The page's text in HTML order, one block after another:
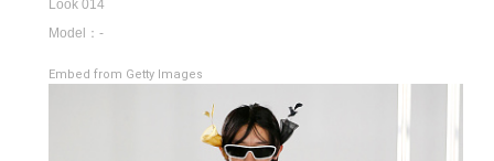
Look 014
Model：-
Embed from Getty Images